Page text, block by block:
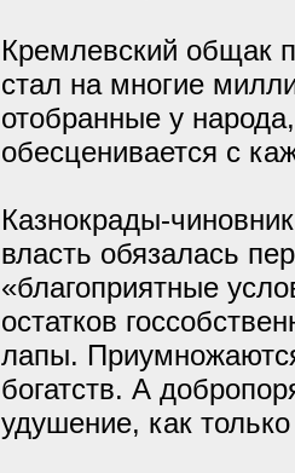
Кремлевский общак
стал на многие
отобранные у
обесценивается с
Казнокрады-
власть обязалась
«благоприятные
остатков
лапы.
богатств. А
удушение, как